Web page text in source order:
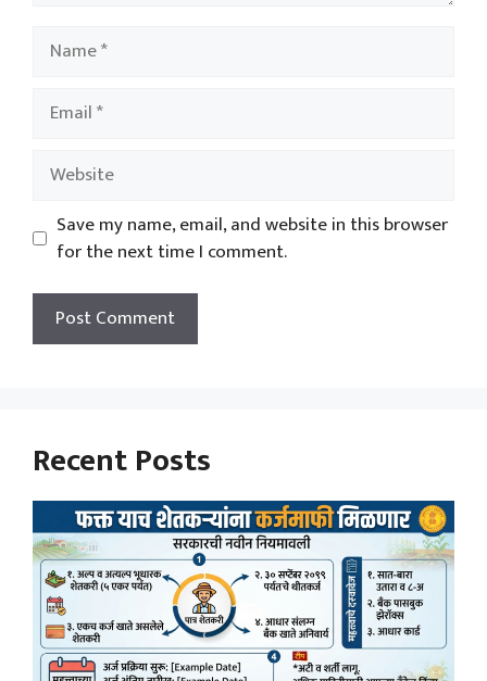
Name
Email
Website
Save my name, email, and website in this browser
for the next time I comment.
Recent Posts